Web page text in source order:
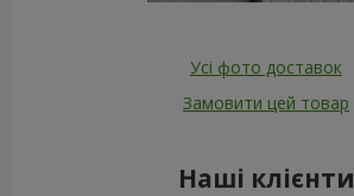
Усі фото доставок
Замовити цей товар
Наші клієнти